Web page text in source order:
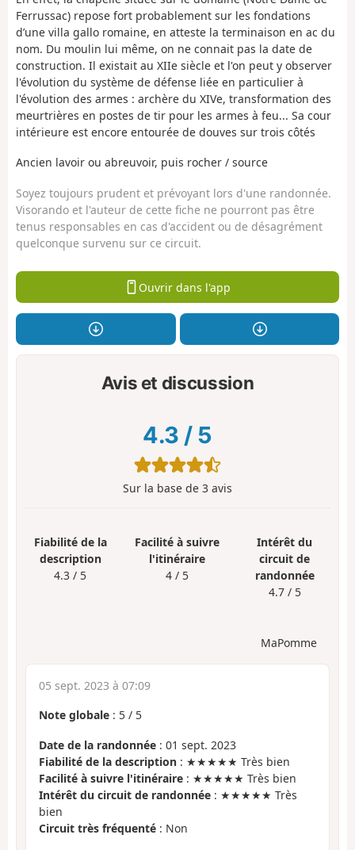
Ferrussac) repose fort probablement sur les fondations
d’une villa gallo romaine, en atteste la terminaison en ac du
nom. Du moulin lui même, on ne connait pas la date de
construction. Il existait au XIIe siècle et l'on peut y observer
l'évolution du système de défense liée en particulier à
l'évolution des armes : archère du XIVe, transformation des
meurtrières en postes de tir pour les armes à feu... Sa cour
intérieure est encore entourée de douves sur trois côtés
Ancien lavoir ou abreuvoir, puis rocher / source
Soyez toujours prudent et prévoyant lors d'une randonnée.
Visorando et l'auteur de cette fiche ne pourront pas être
tenus responsables en cas d'accident ou de désagrément
quelconque survenu sur ce circuit.
Ouvrir dans l'app
Avis et discussion
4.3 / 5
Sur la base de 3 avis
Fiabilité de la
description
4.3 / 5
Facilité à suivre
l'itinéraire
4 / 5
Intérêt du
circuit de
randonnée
4.7 / 5
MaPomme
05 sept. 2023 à 07:09
Note globale : 5 / 5
Date de la randonnée : 01 sept. 2023
Fiabilité de la description : ★★★★★ Très bien
Facilité à suivre l'itinéraire : ★★★★★ Très bien
Intérêt du circuit de randonnée : ★★★★★ Très
bien
Circuit très fréquenté : Non